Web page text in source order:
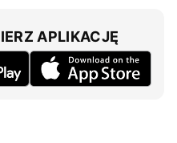
APLIKACJĘ